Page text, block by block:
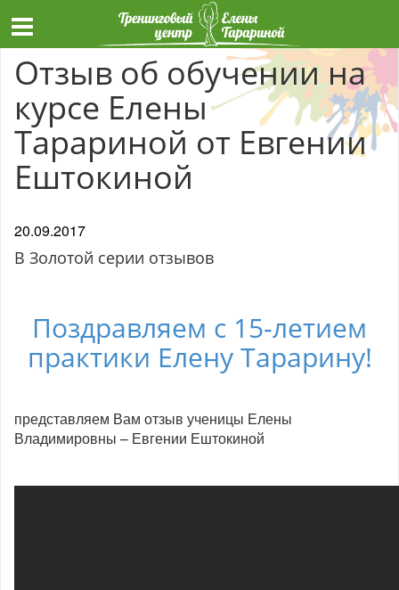
Отзыв об обучении на
курсе Елены
Тарариной от Евгении
Ештокиной
20.09.2017
В Золотой серии отзывов
Поздравляем с 15-летием
практики Елену Тарарину!
представляем Вам отзыв ученицы Елены
Владимировны – Евгении Ештокиной